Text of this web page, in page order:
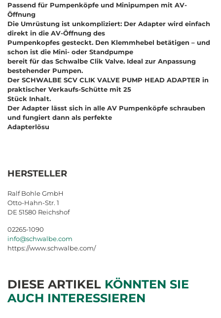
Passend für Pumpenköpfe und Minipumpen mit AV-
Öffnung
Die Umrüstung ist unkompliziert: Der Adapter wird einfach
direkt in die AV-Öffnung des
Pumpenkopfes gesteckt. Den Klemmhebel betätigen – und
schon ist die Mini- oder Standpumpe
bereit für das Schwalbe Clik Valve. Ideal zur Anpassung
bestehender Pumpen.
Der SCHWALBE SCV CLIK VALVE PUMP HEAD ADAPTER in
praktischer Verkaufs-Schütte mit 25
Stück Inhalt.
Der Adapter lässt sich in alle AV Pumpenköpfe schrauben
und fungiert dann als perfekte
Adapterlösu
HERSTELLER
Ralf Bohle GmbH
Otto-Hahn-Str. 1
DE 51580 Reichshof
02265-1090
info@schwalbe.com
https://www.schwalbe.com/
DIESE ARTIKEL KÖNNTEN SIE
AUCH INTERESSIEREN